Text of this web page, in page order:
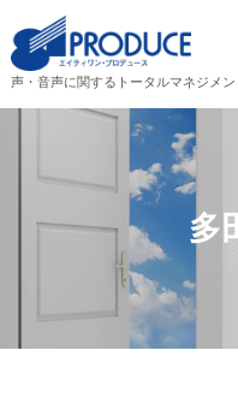
声・音声に関するトータルマネジメン
多